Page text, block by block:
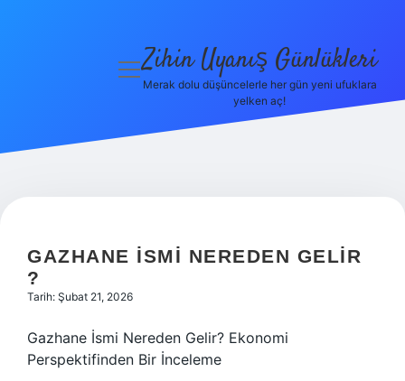
Politikası
menüyü
Zihin Uyanış Günlükleri
Merak dolu düşüncelerle her gün yeni ufuklara
yelken aç!
GAZHANE ISMI NEREDEN GELIR
?
Tarih: Şubat 21, 2026
Gazhane İsmi Nereden Gelir? Ekonomi
Perspektifinden Bir İnceleme